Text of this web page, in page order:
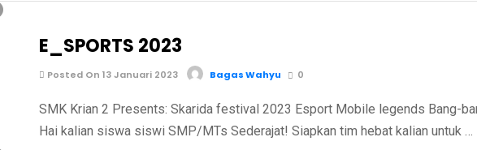
E_SPORTS 2023
Posted On 13 Januari 2023 Bagas Wahyu 0
SMK Krian 2 Presents: Skarida festival 2023 Esport Mobile legends Bang-
Hai kalian siswa siswi SMP/MTs Sederajat! Siapkan tim hebat kalian untuk …